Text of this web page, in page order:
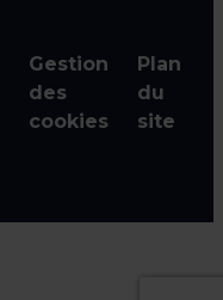
Gestion
des
cookies
Plan
du
site